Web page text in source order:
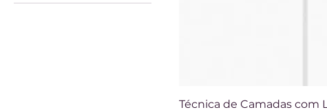
Técnica de Camadas com